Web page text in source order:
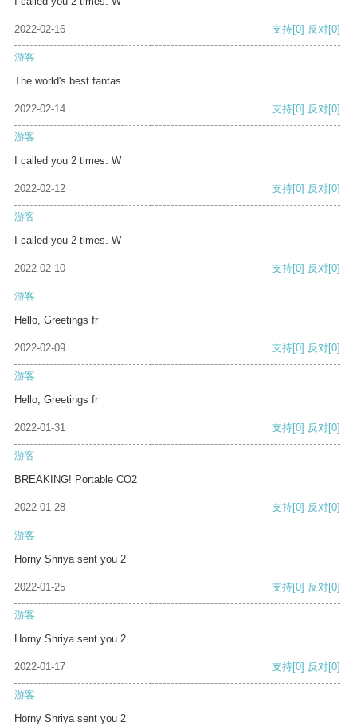
2022-02-16 支持[0] 反对[0]
游客
The world's best fantas
2022-02-14 支持[0] 反对[0]
游客
I called you 2 times. W
2022-02-12 支持[0] 反对[0]
游客
I called you 2 times. W
2022-02-10 支持[0] 反对[0]
游客
Hello, Greetings fr
2022-02-09 支持[0] 反对[0]
游客
Hello, Greetings fr
2022-01-31 支持[0] 反对[0]
游客
BREAKING! Portable CO2
2022-01-28 支持[0] 反对[0]
游客
Horny Shriya sent you 2
2022-01-25 支持[0] 反对[0]
游客
Horny Shriya sent you 2
2022-01-17 支持[0] 反对[0]
游客
Horny Shriya sent you 2